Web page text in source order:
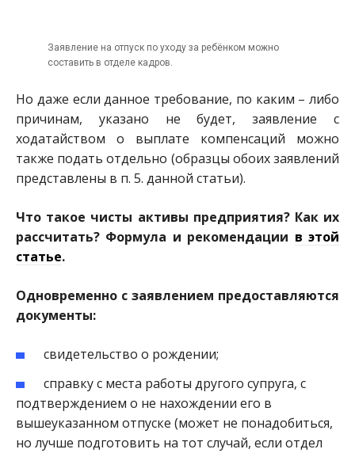
Заявление на отпуск по уходу за ребёнком можно
составить в отделе кадров.
Но даже если данное требование, по каким – либо
причинам, указано не будет, заявление с
ходатайством о выплате компенсаций можно
также подать отдельно (образцы обоих заявлений
представлены в п. 5. данной статьи).
Что такое чисты активы предприятия? Как их
рассчитать? Формула и рекомендации в этой
статье.
Одновременно с заявлением предоставляются
документы:
свидетельство о рождении;
справку с места работы другого супруга, с
подтверждением о не нахождении его в
вышеуказанном отпуске (может не понадобиться,
но лучше подготовить на тот случай, если отдел